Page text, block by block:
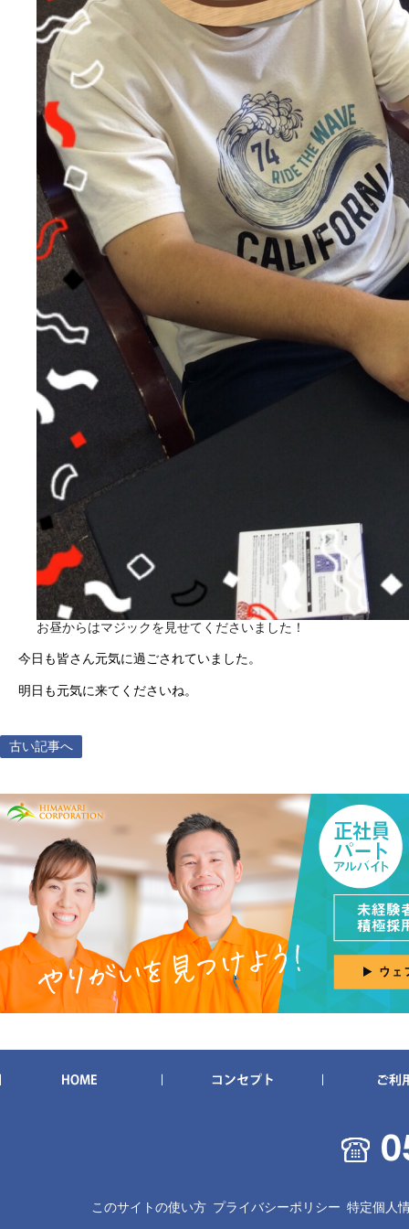
お昼からはマジックを見せてくださいました！
今日も皆さん元気に過ごされていました。
明日も元気に来てくださいね。
古い記事へ
このサイトの使い方 プライバシーポリシー 特定個人